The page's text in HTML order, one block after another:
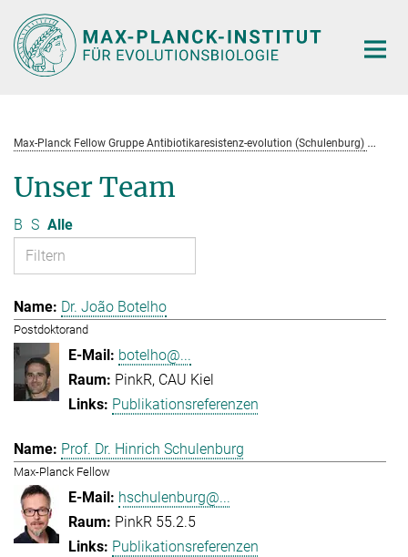
Hauptinhalt
Max-Planck Fellow Gruppe Antibiotikaresistenz-evolution (Schulenburg)
Unser Team
B S Alle
Dr. João Botelho
Postdoktorand
botelho@...
PinkR, CAU Kiel
Publikationsreferenzen
Prof. Dr. Hinrich Schulenburg
Max-Planck Fellow
hschulenburg@...
PinkR 55.2.5
Publikationsreferenzen